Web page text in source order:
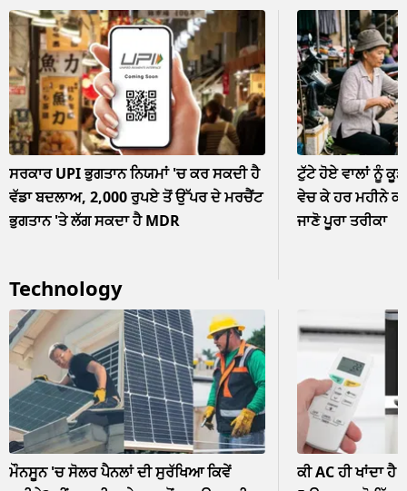
ਸਰਕਾਰ UPI ਭੁਗਤਾਨ ਨਿਯਮਾਂ 'ਚ ਕਰ ਸਕਦੀ ਹੈ
ਵੱਡਾ ਬਦਲਾਅ, 2,000 ਰੁਪਏ ਤੋਂ ਉੱਪਰ ਦੇ ਮਰਚੈਂਟ
ਭੁਗਤਾਨ 'ਤੇ ਲੱਗ ਸਕਦਾ ਹੈ MDR
ਟੁੱਟੇ ਹੋਏ ਵਾਲਾਂ ਨੂੰ
ਵੇਚ ਕੇ ਹਰ ਮਹੀਨੇ
ਜਾਣੋ ਪੂਰਾ ਤਰੀਕਾ
Technology
ਮੌਨਸੂਨ 'ਚ ਸੋਲਰ ਪੈਨਲਾਂ ਦੀ ਸੁਰੱਖਿਆ ਕਿਵੇਂ
ਕੀ AC ਹੀ ਖਾਂਦਾ